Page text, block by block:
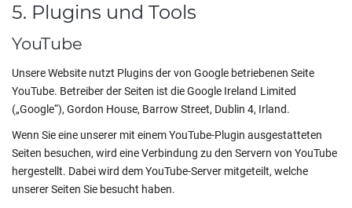
5. Plugins und Tools
YouTube
Unsere Website nutzt Plugins der von Google betriebenen Seite
YouTube. Betreiber der Seiten ist die Google Ireland Limited
(„Google“), Gordon House, Barrow Street, Dublin 4, Irland.
Wenn Sie eine unserer mit einem YouTube-Plugin ausgestatteten
Seiten besuchen, wird eine Verbindung zu den Servern von YouTube
hergestellt. Dabei wird dem YouTube-Server mitgeteilt, welche
unserer Seiten Sie besucht haben.